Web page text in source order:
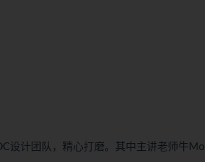
设计团队，精心打磨。其中主讲老师牛Mo